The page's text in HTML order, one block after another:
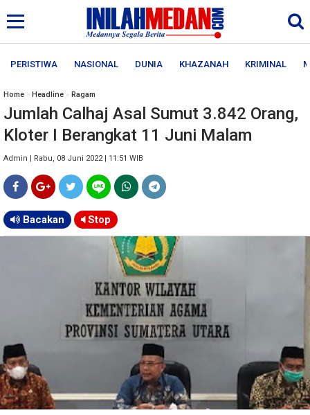
PERISTIWA NASIONAL DUNIA KHAZANAH KRIMINAL
Home » Headline » Ragam
Jumlah Calhaj Asal Sumut 3.842 Orang,
Kloter I Berangkat 11 Juni Malam
Admin | Rabu, 08 Juni 2022 | 11:51 WIB
Bacakan Stop